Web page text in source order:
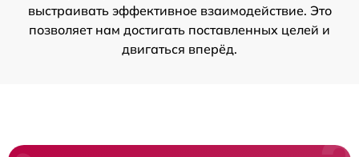
выстраивать эффективное взаимодействие. Это
позволяет нам достигать поставленных целей и
двигаться вперёд.